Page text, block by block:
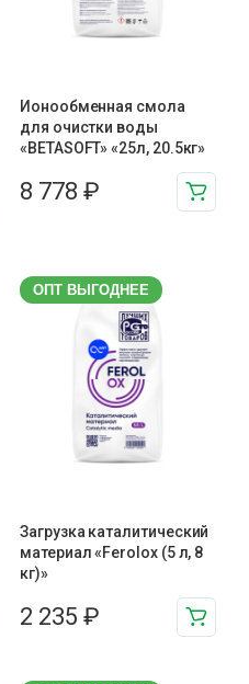
Ионообменная смола
для очистки воды
«BETASOFT» «25л, 20.5кг»
8 778 ₽
ОПТ ВЫГОДНЕЕ
Загрузка каталитический
материал «Ferolox (5 л, 8
кг)»
2 235 ₽